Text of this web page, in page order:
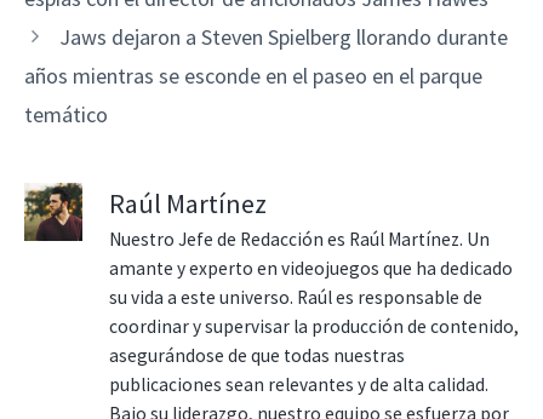
Jaws dejaron a Steven Spielberg llorando durante
años mientras se esconde en el paseo en el parque
temático
Raúl Martínez
Nuestro Jefe de Redacción es Raúl Martínez. Un
amante y experto en videojuegos que ha dedicado
su vida a este universo. Raúl es responsable de
coordinar y supervisar la producción de contenido,
asegurándose de que todas nuestras
publicaciones sean relevantes y de alta calidad.
Bajo su liderazgo, nuestro equipo se esfuerza por